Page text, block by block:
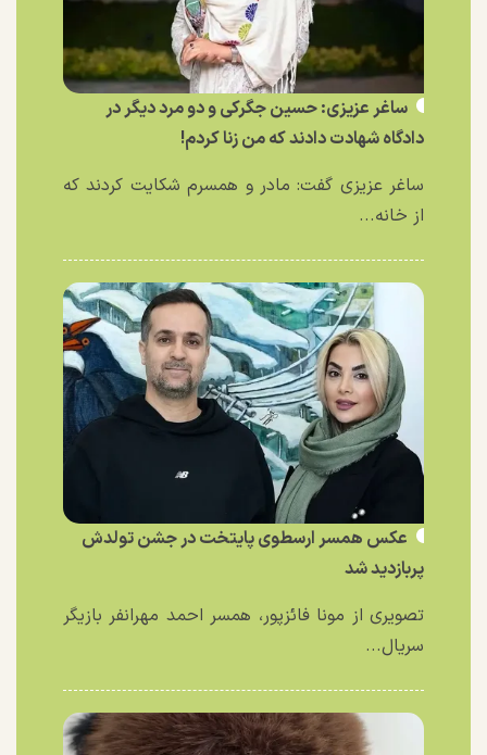
ساغر عزیزی: حسین جگرکی و دو مرد دیگر در
دادگاه شهادت دادند که من زنا کردم!
ساغر عزیزی گفت: مادر و همسرم شکایت کردند که
از خانه...
عکس همسر ارسطوی پایتخت در جشن تولدش
پربازدید شد
تصویری از مونا فائزپور، همسر احمد مهرانفر بازیگر
سریال...